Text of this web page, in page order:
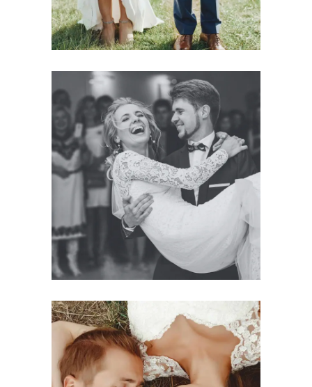
Photography
FIRST DANCE